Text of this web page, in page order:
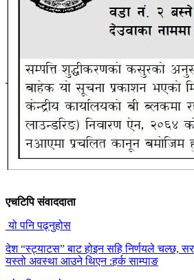
एचटिपि संवाददाता
यो पनि पढ्नुहोस
देश “स्ट्याटस” बाट होइन सहि निर्णयले चल्छ,
यस्तो अवस्था आउने थिएन :हर्क साम्पाङ